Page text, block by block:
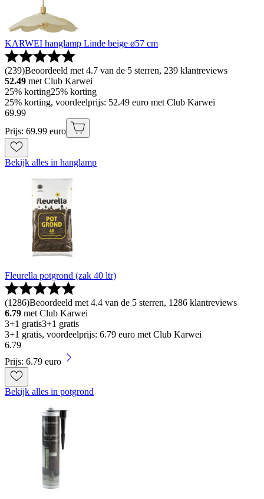
KARWEI hanglamp Linde beige ø57 cm
(239)Beoordeeld met 4.7 van de 5 sterren, 239 klantreviews
52.49 met Club Karwei
25% korting25% korting
25% korting, voordeelprijs: 52.49 euro met Club Karwei
69.99
Prijs: 69.99 euro
Bekijk alles in hanglamp
Fleurella potgrond (zak 40 ltr)
(1286)Beoordeeld met 4.4 van de 5 sterren, 1286 klantreviews
6.79 met Club Karwei
3+1 gratis3+1 gratis
3+1 gratis, voordeelprijs: 6.79 euro met Club Karwei
6.79
Prijs: 6.79 euro
Bekijk alles in potgrond